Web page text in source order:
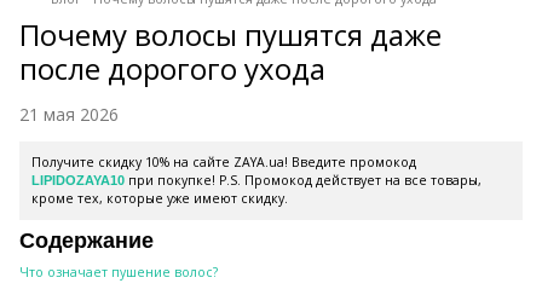
Почему волосы пушятся даже
после дорогого ухода
21 мая 2026
Получите скидку 10% на сайте ZAYA.ua! Введите промокод
LIPIDOZAYA10 при покупке! P.S. Промокод действует на все товары,
кроме тех, которые уже имеют скидку.
Содержание
Что означает пушение волос?